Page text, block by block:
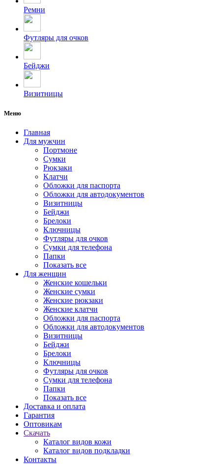
Ремни
Футляры для очков
Бейджи
Визитницы
Меню
Главная
Для мужчин
Портмоне
Сумки
Рюкзаки
Клатчи
Обложки для паспорта
Обложки для автодокументов
Визитницы
Бейджи
Брелоки
Ключницы
Футляры для очков
Сумки для телефона
Папки
Показать все
Для женщин
Женские кошельки
Женские сумки
Женские рюкзаки
Женские клатчи
Обложки для паспорта
Обложки для автодокументов
Визитницы
Бейджи
Брелоки
Ключницы
Футляры для очков
Сумки для телефона
Папки
Показать все
Доставка и оплата
Гарантия
Оптовикам
Скачать
Каталог видов кожи
Каталог видов подкладки
Контакты